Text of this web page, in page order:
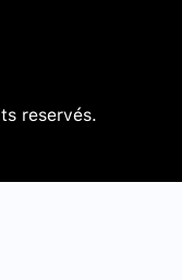
reservés.